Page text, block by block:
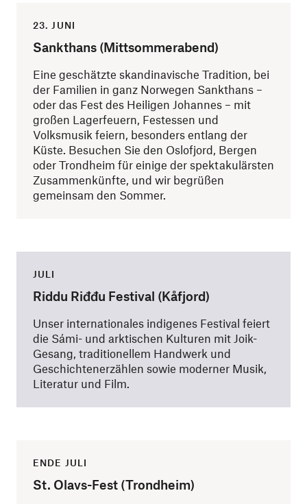
23. JUNI
Sankthans (Mittsommerabend)
Eine geschätzte skandinavische Tradition, bei
der Familien in ganz Norwegen Sankthans –
oder das Fest des Heiligen Johannes – mit
großen Lagerfeuern, Festessen und
Volksmusik feiern, besonders entlang der
Küste. Besuchen Sie den Oslofjord, Bergen
oder Trondheim für einige der spektakulärsten
Zusammenkünfte, und wir begrüßen
gemeinsam den Sommer.
JULI
Riddu Riđđu Festival (Kåfjord)
Unser internationales indigenes Festival feiert
die Sámi- und arktischen Kulturen mit Joik-
Gesang, traditionellem Handwerk und
Geschichtenerzählen sowie moderner Musik,
Literatur und Film.
ENDE JULI
St. Olavs-Fest (Trondheim)